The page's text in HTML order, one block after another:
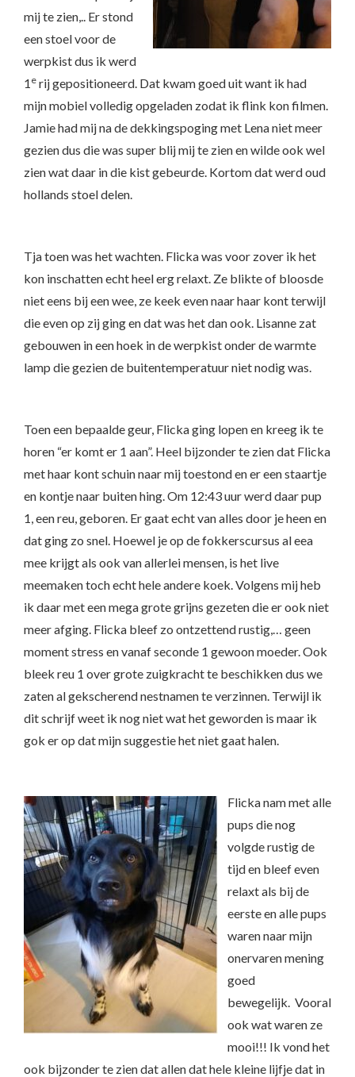
mij te zien,.. Er stond
een stoel voor de
werpkist dus ik werd
1 e rij gepositioneerd. Dat kwam goed uit want ik had
mijn mobiel volledig opgeladen zodat ik flink kon filmen.
Jamie had mij na de dekkingspoging met Lena niet meer
gezien dus die was super blij mij te zien en wilde ook wel
zien wat daar in die kist gebeurde. Kortom dat werd oud
hollands stoel delen.
Tja toen was het wachten. Flicka was voor zover ik het
kon inschatten echt heel erg relaxt. Ze blikte of bloosde
niet eens bij een wee, ze keek even naar haar kont terwijl
die even op zij ging en dat was het dan ook. Lisanne zat
gebouwen in een hoek in de werpkist onder de warmte
lamp die gezien de buitentemperatuur niet nodig was.
Toen een bepaalde geur, Flicka ging lopen en kreeg ik te
horen “er komt er 1 aan”. Heel bijzonder te zien dat Flicka
met haar kont schuin naar mij toestond en er een staartje
en kontje naar buiten hing. Om 12:43 uur werd daar pup
1, een reu, geboren. Er gaat echt van alles door je heen en
dat ging zo snel. Hoewel je op de fokkerscursus al eea
mee krijgt als ook van allerlei mensen, is het live
meemaken toch echt hele andere koek. Volgens mij heb
ik daar met een mega grote grijns gezeten die er ook niet
meer afging. Flicka bleef zo ontzettend rustig,… geen
moment stress en vanaf seconde 1 gewoon moeder. Ook
bleek reu 1 over grote zuigkracht te beschikken dus we
zaten al gekscherend nestnamen te verzinnen. Terwijl ik
dit schrijf weet ik nog niet wat het geworden is maar ik
gok er op dat mijn suggestie het niet gaat halen.
Flicka nam met alle
pups die nog
volgde rustig de
tijd en bleef even
relaxt als bij de
eerste en alle pups
waren naar mijn
onervaren mening
goed
bewegelijk. Vooral
ook wat waren ze
mooi!!! Ik vond het
ook bijzonder te zien dat allen dat hele kleine lijfje dat in